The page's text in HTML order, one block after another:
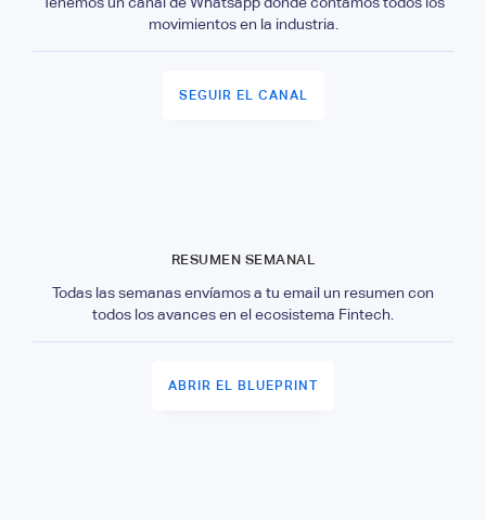
movimientos en la industria.
SEGUIR EL CANAL
RESUMEN SEMANAL
Todas las semanas envíamos a tu email un resumen con
todos los avances en el ecosistema Fintech.
ABRIR EL BLUEPRINT